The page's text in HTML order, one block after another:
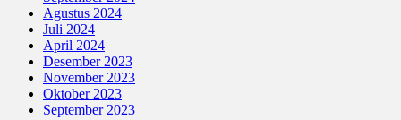
Agustus 2024
Juli 2024
April 2024
Desember 2023
November 2023
Oktober 2023
September 2023